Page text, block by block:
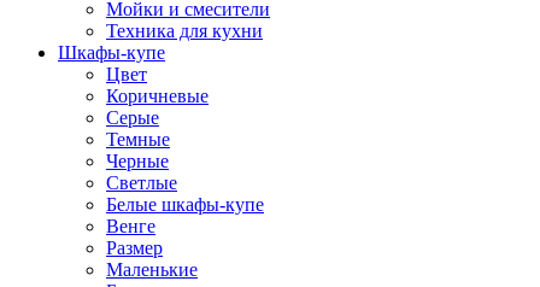
Мойки и смесители
Техника для кухни
Шкафы-купе
Цвет
Коричневые
Серые
Темные
Черные
Светлые
Белые шкафы-купе
Венге
Размер
Маленькие